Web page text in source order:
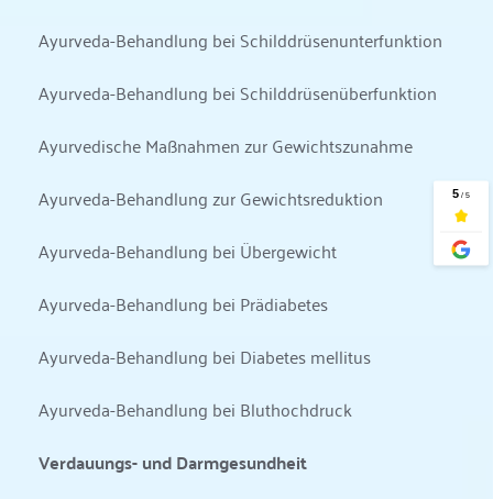
Ayurveda-Behandlung bei Schilddrüsenunterfunktion
Ayurveda-Behandlung bei Schilddrüsenüberfunktion
Ayurvedische Maßnahmen zur Gewichtszunahme
Ayurveda-Behandlung zur Gewichtsreduktion
Ayurveda-Behandlung bei Übergewicht
Ayurveda-Behandlung bei Prädiabetes
Ayurveda-Behandlung bei Diabetes mellitus
Ayurveda-Behandlung bei Bluthochdruck
Verdauungs- und Darmgesundheit